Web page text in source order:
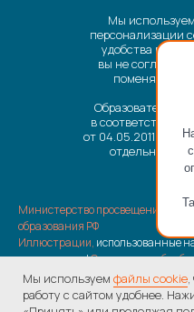
Мы
персонализации
удобства
вы не согласны
поменяйте
в соответствии с
от 04.05.2011 №
отдельных
Министерство просвещения РФ |
образования РФ
Иллюстрации, использованные
перс.данных|Согласие на
получение рассылки рекламно-
Пользовательское соглашение|
услуг
Мы используем файлы cookie
работу с сайтом удобнее.